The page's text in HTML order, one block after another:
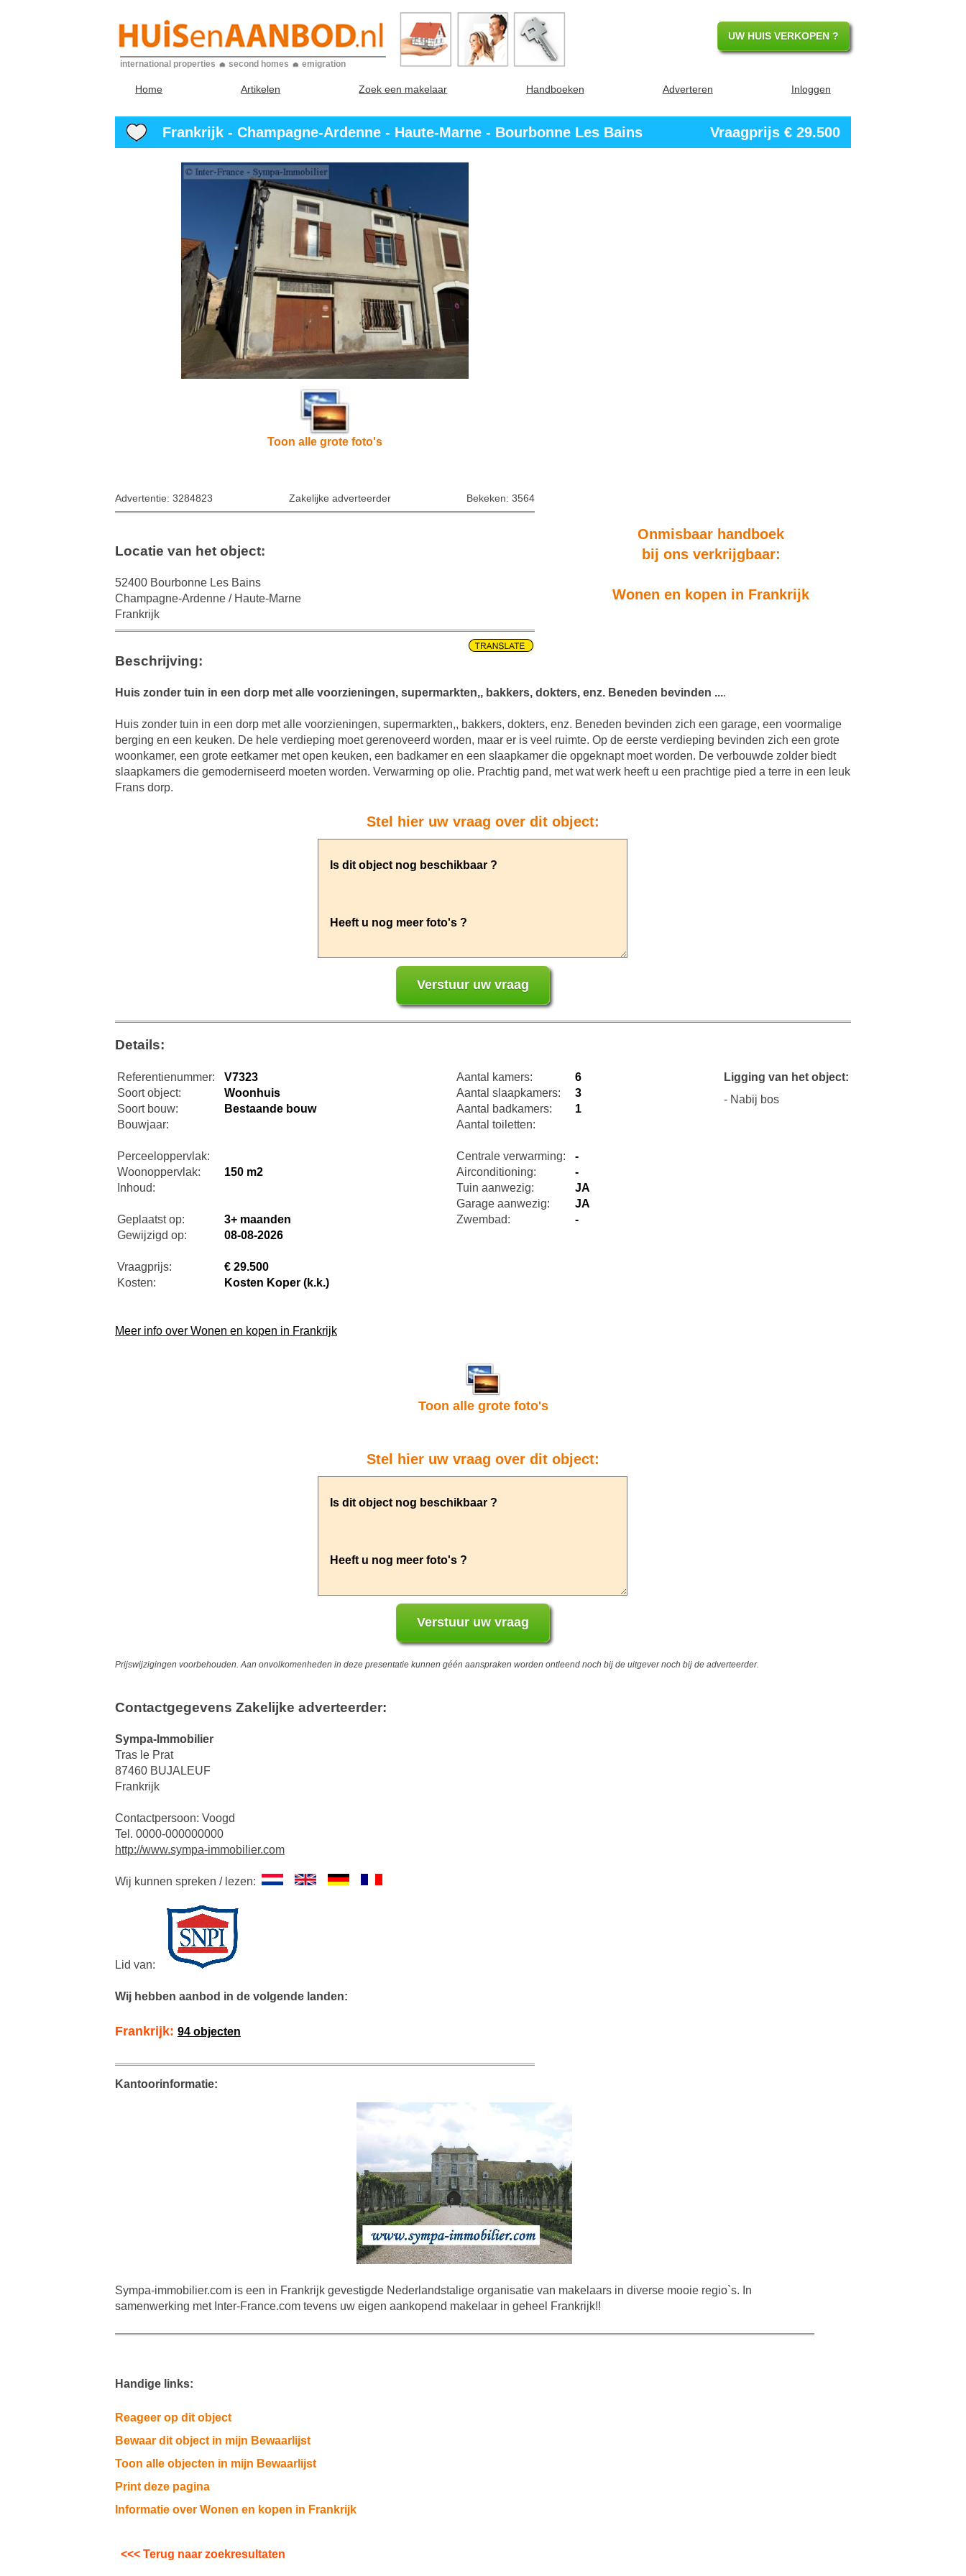
international properties second homes emigration
UW HUIS VERKOPEN ?
Home Artikelen Zoek een makelaar Handboeken Adverteren Inloggen
Frankrijk - Champagne-Ardenne - Haute-Marne - Bourbonne Les Bains Vraagprijs € 29.500
Toon alle grote foto's
Advertentie: 3284823 Zakelijke adverteerder Bekeken: 3564
Onmisbaar handboek
bij ons verkrijgbaar:
Wonen en kopen in Frankrijk
Locatie van het object:
52400 Bourbonne Les Bains
Champagne-Ardenne / Haute-Marne
Frankrijk
Beschrijving:
Huis zonder tuin in een dorp met alle voorzieningen, supermarkten,, bakkers, dokters, enz. Beneden bevinden ....
Huis zonder tuin in een dorp met alle voorzieningen, supermarkten,, bakkers, dokters, enz. Beneden bevinden zich een garage, een voormalige
berging en een keuken. De hele verdieping moet gerenoveerd worden, maar er is veel ruimte. Op de eerste verdieping bevinden zich een grote
woonkamer, een grote eetkamer met open keuken, een badkamer en een slaapkamer die opgeknapt moet worden. De verbouwde zolder biedt
slaapkamers die gemoderniseerd moeten worden. Verwarming op olie. Prachtig pand, met wat werk heeft u een prachtige pied a terre in een leuk
Frans dorp.
Stel hier uw vraag over dit object:
Details:
Referentienummer:
V7323
Soort object:
Woonhuis
Soort bouw:
Bestaande bouw
Bouwjaar:
Perceeloppervlak:
Woonoppervlak:
150 m2
Inhoud:
Geplaatst op:
3+ maanden
Gewijzigd op:
08-08-2026
Vraagprijs:
€ 29.500
Kosten:
Kosten Koper (k.k.)
Aantal kamers:
6
Aantal slaapkamers:
3
Aantal badkamers:
1
Aantal toiletten:
Centrale verwarming:
-
Airconditioning:
-
Tuin aanwezig:
JA
Garage aanwezig:
JA
Zwembad:
-
Ligging van het object:
- Nabij bos
Meer info over Wonen en kopen in Frankrijk
Toon alle grote foto's
Stel hier uw vraag over dit object:
Prijswijzigingen voorbehouden. Aan onvolkomenheden in deze presentatie kunnen géén aanspraken worden ontleend noch bij de uitgever noch bij de adverteerder.
Contactgegevens Zakelijke adverteerder:
Sympa-Immobilier
Tras le Prat
87460 BUJALEUF
Frankrijk
Contactpersoon: Voogd
Tel. 0000-000000000
http://www.sympa-immobilier.com
Wij kunnen spreken / lezen:
Lid van:
Wij hebben aanbod in de volgende landen:
Frankrijk: 94 objecten
Kantoorinformatie:
Sympa-immobilier.com is een in Frankrijk gevestigde Nederlandstalige organisatie van makelaars in diverse mooie regio`s. In
samenwerking met Inter-France.com tevens uw eigen aankopend makelaar in geheel Frankrijk!!
Handige links:
Reageer op dit object
Bewaar dit object in mijn Bewaarlijst
Toon alle objecten in mijn Bewaarlijst
Print deze pagina
Informatie over Wonen en kopen in Frankrijk
<<< Terug naar zoekresultaten